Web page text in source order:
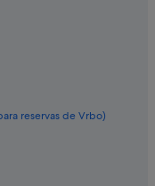
reservas de Vrbo)